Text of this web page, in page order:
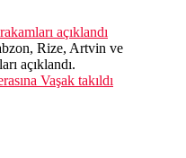
açıklandı
Rize, Artvin ve
açıklandı.